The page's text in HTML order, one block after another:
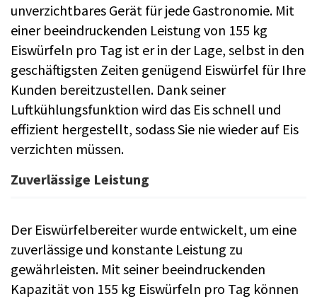
unverzichtbares Gerät für jede Gastronomie. Mit
einer beeindruckenden Leistung von 155 kg
Eiswürfeln pro Tag ist er in der Lage, selbst in den
geschäftigsten Zeiten genügend Eiswürfel für Ihre
Kunden bereitzustellen. Dank seiner
Luftkühlungsfunktion wird das Eis schnell und
effizient hergestellt, sodass Sie nie wieder auf Eis
verzichten müssen.
Zuverlässige Leistung
Der Eiswürfelbereiter wurde entwickelt, um eine
zuverlässige und konstante Leistung zu
gewährleisten. Mit seiner beeindruckenden
Kapazität von 155 kg Eiswürfeln pro Tag können